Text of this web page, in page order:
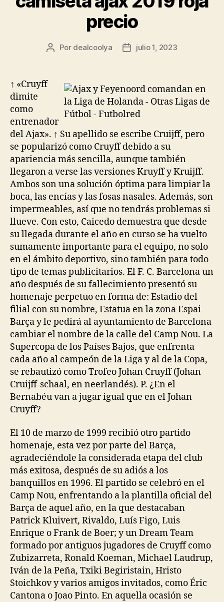
precio
Autor
Por dealcoolya
Fechajulio 1, 2023
↑ «Cruyff
dimite
como
entrenador
del Ajax». ↑ Su apellido se escribe Cruijff, pero
se popularizó como Cruyff debido a su
apariencia más sencilla, aunque también
llegaron a verse las versiones Kruyff y Kruijff.
Ambos son una solución óptima para limpiar la
boca, las encías y las fosas nasales. Además, son
impermeables, así que no tendrás problemas si
llueve. Con esto, Caicedo demuestra que desde
su llegada durante el año en curso se ha vuelto
sumamente importante para el equipo, no solo
en el ámbito deportivo, sino también para todo
tipo de temas publicitarios. El F. C. Barcelona un
año después de su fallecimiento presentó su
homenaje perpetuo en forma de: Estadio del
filial con su nombre, Estatua en la zona Espai
Barça y le pedirá al ayuntamiento de Barcelona
cambiar el nombre de la calle del Camp Nou. La
Supercopa de los Países Bajos, que enfrenta
cada año al campeón de la Liga y al de la Copa,
se rebautizó como Trofeo Johan Cruyff (Johan
Cruijff-schaal, en neerlandés). P. ¿En el
Bernabéu van a jugar igual que en el Johan
Cruyff?
El 10 de marzo de 1999 recibió otro partido
homenaje, esta vez por parte del Barça,
agradeciéndole la considerada etapa del club
más exitosa, después de su adiós a los
banquillos en 1996. El partido se celebró en el
Camp Nou, enfrentando a la plantilla oficial del
Barça de aquel año, en la que destacaban
Patrick Kluivert, Rivaldo, Luís Figo, Luis
Enrique o Frank de Boer; y un Dream Team
formado por antiguos jugadores de Cruyff como
Zubizarreta, Ronald Koeman, Michael Laudrup,
Iván de la Peña, Txiki Begiristain, Hristo
Stoichkov y varios amigos invitados, como Éric
Cantona o Joao Pinto. En aquella ocasión se